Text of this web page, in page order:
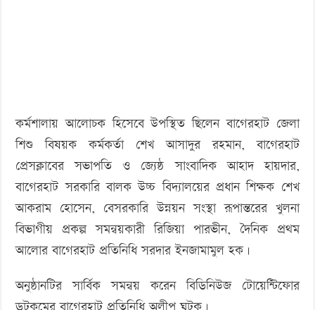
কর্মশালায় আলোচক হিসেবে উপস্থিত ছিলেন বাগেরহাট জেলা
শিশু বিষয়ক কর্মকর্তা শেখ আসাদুর রহমান, বাগেরহাট
প্রেসক্লাবের সভাপতি ও জ্যেষ্ঠ সাংবাদিক আহাদ হায়দার,
বাগেরহাট সরকারি বালক উচ্চ বিদ্যালয়ের প্রধান শিক্ষক শেখ
আকরাম হোসেন, বেসরকারি উন্নয়ন সংস্থা রূপান্তরের খুলনা
বিভাগীয় প্রকল্প সমন্বয়কারী রিজিয়া পারভীন, দৈনিক প্রথম
আলোর বাগেরহাট প্রতিনিধি সরদার ইনজামামুল হক।
অনুষ্ঠানটির সার্বিক সমন্বয় করেন বিডিনিউজ টোয়েন্টিফোর